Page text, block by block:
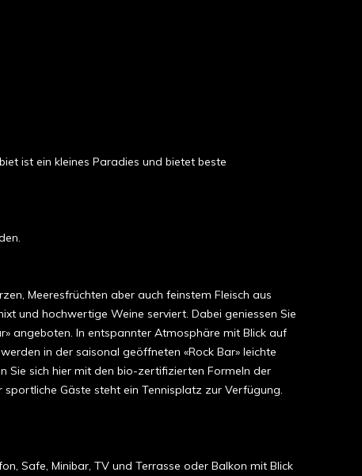
ist ein kleines Paradies und bietet beste
Meeresfrüchten aber auch feinstem Fleisch aus
und hochwertige Weine serviert. Dabei geniessen Sie
angeboten. In entspannter Atmosphäre mit Blick auf
in der saisonal geöffneten «Rock Bar» leichte
Sie sich hier mit den bio-zertifizierten Formeln der
sportliche Gäste steht ein Tennisplatz zur Verfügung.
Safe, Minibar, TV und Terrasse oder Balkon mit Blick